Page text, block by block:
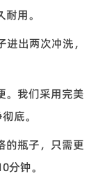
用。
出两次冲洗，
。我们采用完美
底。
的瓶子，只需更
钟。